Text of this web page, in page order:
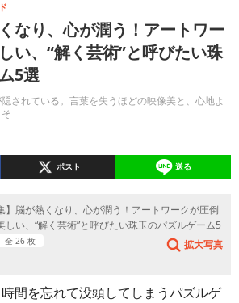
なり、心が潤う！アートワー
い、“解く芸術”と呼びたい珠
5選
されている。言葉を失うほどの映像美と、心地よ
ポスト 送る
】脳が熱くなり、心が潤う！アートワークが圧倒
しい、“解く芸術”と呼びたい珠玉のパズルゲーム5
全 26 枚 拡大写真
間を忘れて没頭してしまうパズルゲ